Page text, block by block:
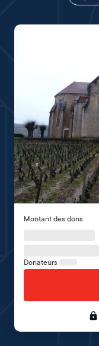
Montant des dons
Donateurs